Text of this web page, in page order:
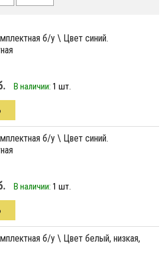
В наличии: 1 шт.
В наличии: 1 шт.